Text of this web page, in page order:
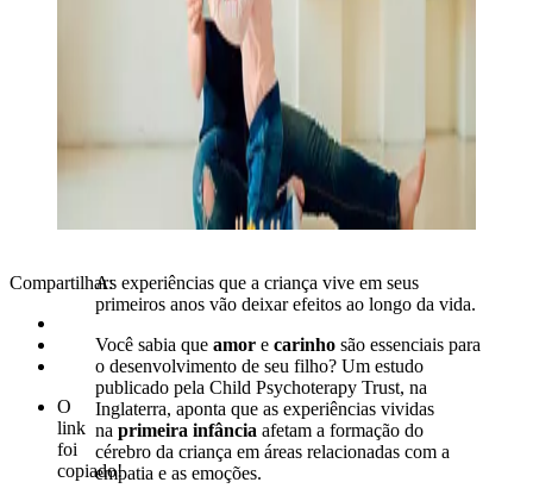
Compartilhar:
O
link
foi
copiado!
As experiências que a criança vive em seus
primeiros anos vão deixar efeitos ao longo da vida.
Você sabia que amore carinho são essenciais para
o desenvolvimento de seu filho? Um estudo
publicado pela Child Psychoterapy Trust, na
Inglaterra, aponta que as experiências vividas
na primeira infância afetam a formação do
cérebro da criança em áreas relacionadas com a
empatia e as emoções.